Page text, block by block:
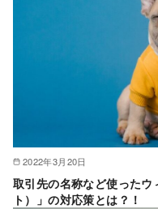
2022年3月20日
取引先の名称など使った
ト）」の対応策とは？！